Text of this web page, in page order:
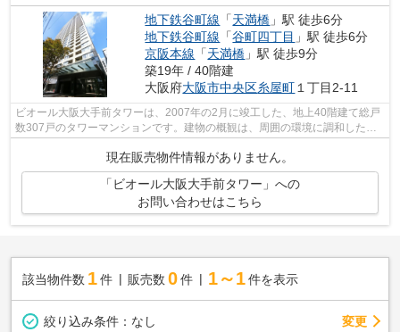
地下鉄谷町線 「天満橋 」駅 徒歩6分
地下鉄谷町線 「谷町四丁目 」駅 徒歩6分
京阪本線 「天満橋 」駅 徒歩9分
築19年 / 40階建
大阪府大阪市中央区糸屋町１丁目2-11
ビオール大阪大手前タワーは、2007年の2月に竣工した、地上40階建て総戸
数307戸のタワーマンションです。建物の概観は、周囲の環境に調和したデ
現在販売物件情報がありません。
「ビオール大阪大手前タワー」への
お問い合わせはこちら
該当物件数 1件 販売数 0 件 1～1 件を表示
絞り込み条件： なし 変更